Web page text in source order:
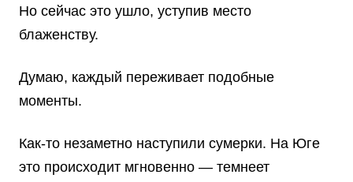
Но сейчас это ушло, уступив место
блаженству.
Думаю, каждый переживает подобные
моменты.
Как-то незаметно наступили сумерки. На Юге
это происходит мгновенно — темнеет